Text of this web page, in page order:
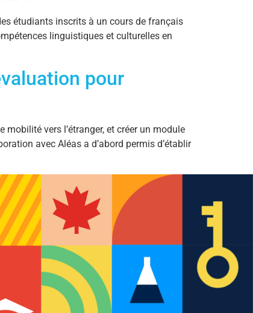
étudiants inscrits à un cours de français
linguistiques et culturelles en
pour
vers l’étranger, et créer un module
avec Aléas a d’abord permis d’établir